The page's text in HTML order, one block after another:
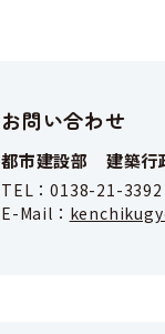
お問い合わせ
都市建設部 建築
TEL：0138-21-3392
E-Mail：